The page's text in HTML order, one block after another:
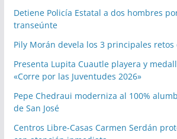
Detiene Policía Estatal a dos hombres
transeúnte
Pily Morán devela los 3 principales
Presenta Lupita Cuautle playera y
«Corre por las Juventudes 2026»
Pepe Chedraui moderniza al 100%
de San José
Centros Libre-Casas Carmen Serdán